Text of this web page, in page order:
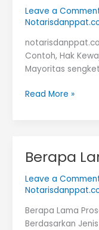
Leave a
Contoh, Hak
Mayoritas
Perjanjian
Kewajiban,
Risiko
Read More »
Berapa
Leave a
Berapa Lama
Berdasarkan